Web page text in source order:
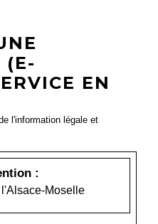
(E-
EN
l'information légale et
:
Moselle